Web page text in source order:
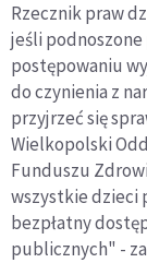
Rzecznik praw
jeśli
postępowaniu
do czynienia z
przyjrzeć się
Wielkopolski
Funduszu
wszystkie dzieci
bezpłatny
publicznych" -